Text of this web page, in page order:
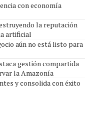
con economía
la reputación
artificial
aún no está listo para
gestión compartida
la Amazonía
y consolida con éxito